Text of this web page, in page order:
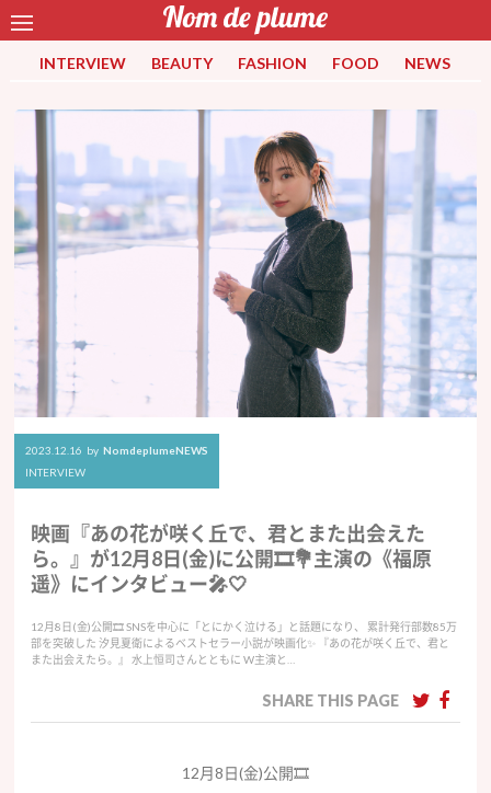
INTERVIEW BEAUTY FASHION FOOD NEWS
2023.12.16 by NomdeplumeNEWS
INTERVIEW
映画『あの花が咲く丘で、君とまた出会えた
ら。』が12月8日(金)に公開🎞💐主演の《福原
遥》にインタビュー🎤🤍
12月8日(金)公開🎞 SNSを中心に「とにかく泣ける」と話題になり、 累計発行部数85万
部を突破した 汐見夏衛によるベストセラー小説が映画化✨ 『あの花が咲く丘で、君と
また出会えたら。』 水上恒司さんとともに W主演と…
SHARE THIS PAGE
12月8日(金)公開🎞